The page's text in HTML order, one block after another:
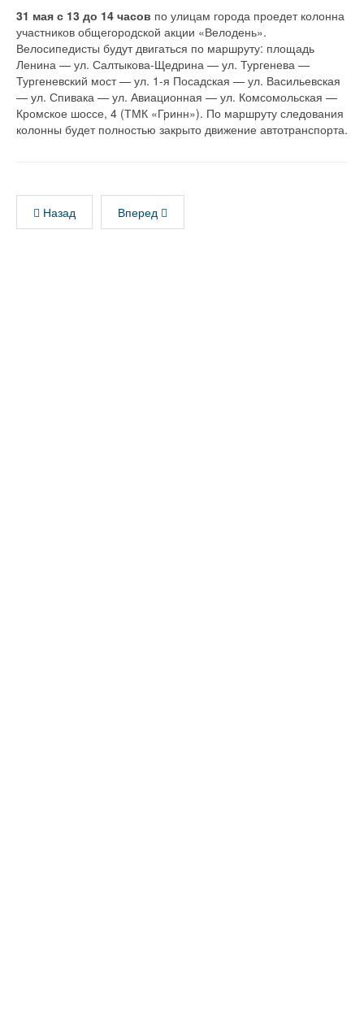
31 мая с 13 до 14 часов по улицам города проедет колонна
участников общегородской акции «Велодень».
Велосипедисты будут двигаться по маршруту: площадь
Ленина — ул. Салтыкова-Щедрина — ул. Тургенева —
Тургеневский мост — ул. 1-я Посадская — ул. Васильевская
— ул. Спивака — ул. Авиационная — ул. Комсомольская —
Кромское шоссе, 4 (ТМК «Гринн»). По маршруту следования
колонны будет полностью закрыто движение автотранспорта.
Назад Вперед